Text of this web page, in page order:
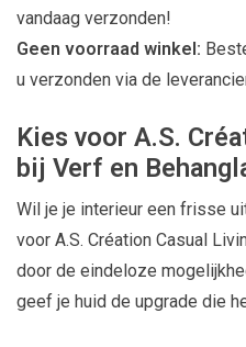
vandaag verzonden!
Geen voorraad winkel:
u verzonden via de
Kies voor A.S.
bij Verf en
Wil je je interieur een frisse
voor A.S. Création Casual
door de eindeloze
geef je huid de upgrade die